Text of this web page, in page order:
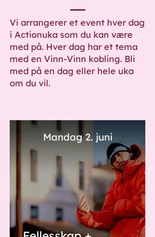
Vi arrangerer et event hver dag
i Actionuka som du kan være
med på. Hver dag har et tema
med en Vinn-Vinn kobling. Bli
med på en dag eller hele uka
om du vil.
Mandag 2. juni